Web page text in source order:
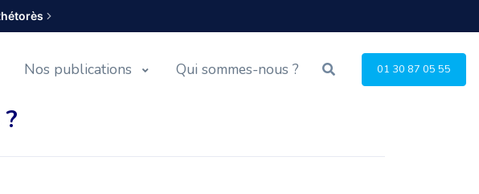
Nos publications Qui sommes-nous ? 01 30 87 05 55